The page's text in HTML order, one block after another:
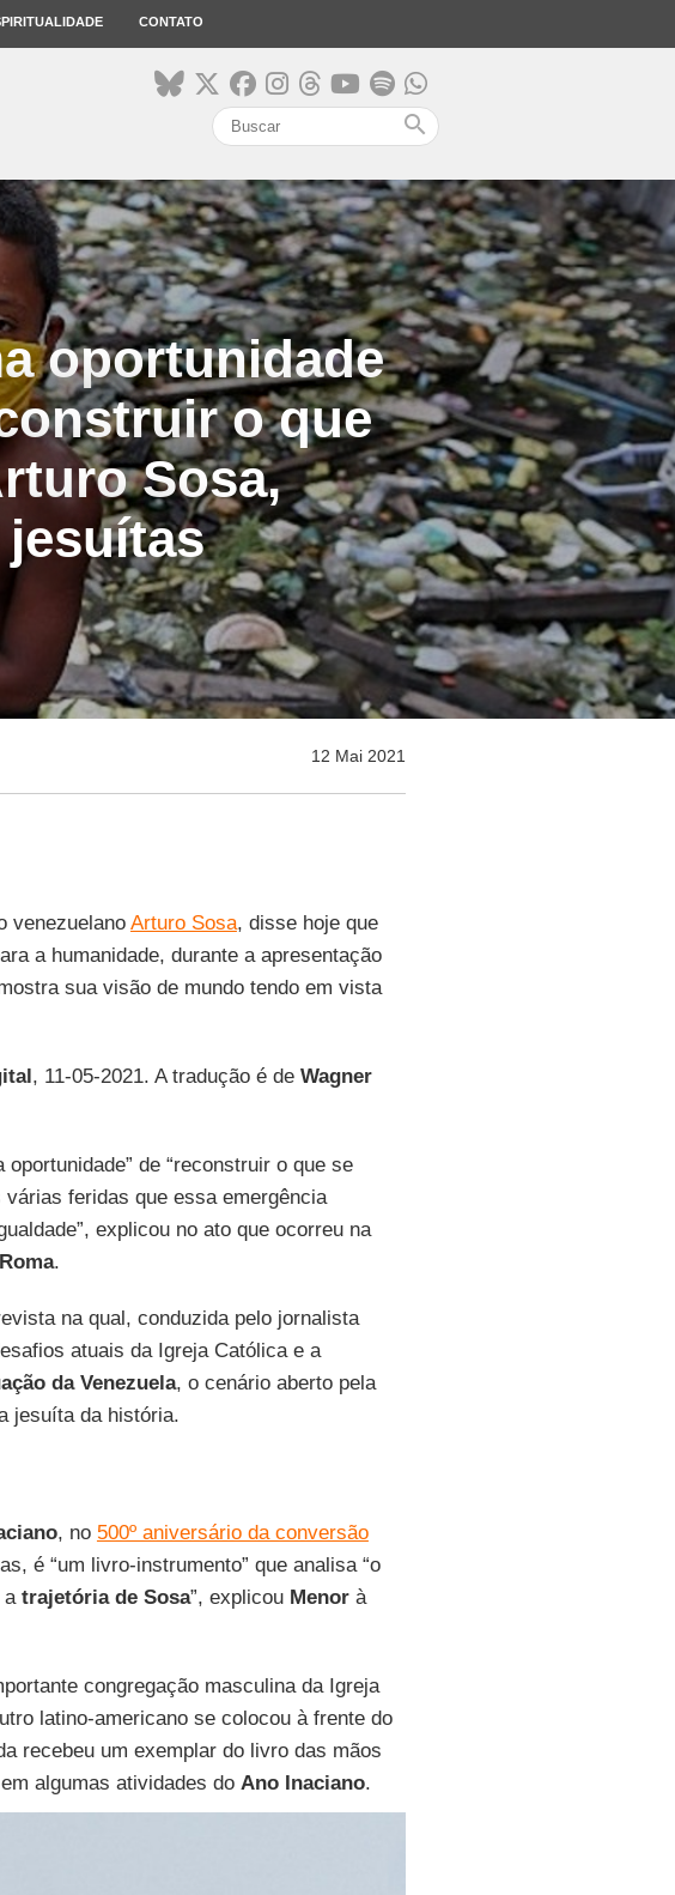
CONTATO
search
oportunidade
o que
Sosa,
12 Mai 2021
venezuelano Arturo Sosa, disse hoje que
a humanidade, durante a apresentação
sua visão de mundo tendo em vista
, 11-05-2021. A tradução é de Wagner
de “reconstruir o que se
várias feridas que essa emergência
explicou no ato que ocorreu na
.
na qual, conduzida pelo jornalista
atuais da Igreja Católica e a
da Venezuela, o cenário aberto pela
jesuíta da história.
, no 500º aniversário da conversão
é “um livro-instrumento” que analisa “o
a trajetória de Sosa”, explicou Menorà
congregação masculina da Igreja
latino-americano se colocou à frente do
recebeu um exemplar do livro das mãos
algumas atividades do Ano Inaciano.